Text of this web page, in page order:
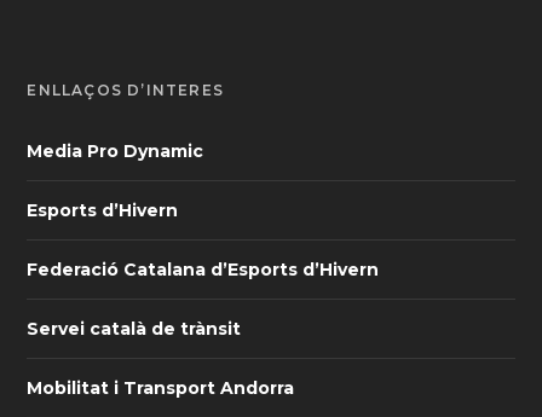
ENLLAÇOS D’INTERÈS
Media Pro Dynamic
Esports d’Hivern
Federació Catalana d’Esports d’Hivern
Servei català de trànsit
Mobilitat i Transport Andorra